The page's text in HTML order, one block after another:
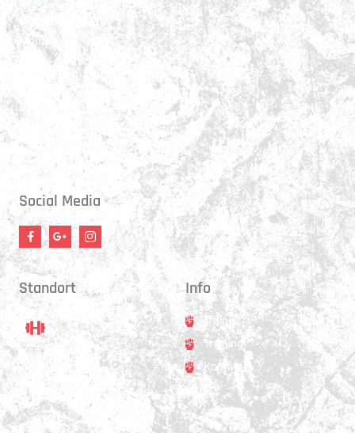
Öffnungszeiten
Montag:
17:15 - 21:00 Uhr
Mittwoch:
17:30 - 21:00 Uhr
Donnerstag:
17:15 - 18:45 Uhr
17:30 - 21:00 Uhr
Social Media
Standort
Standort
Hauptstrasse 31
3250 Lyss
Info
Trainer
Training
Kontakt